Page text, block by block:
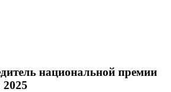
национальной премии
2025